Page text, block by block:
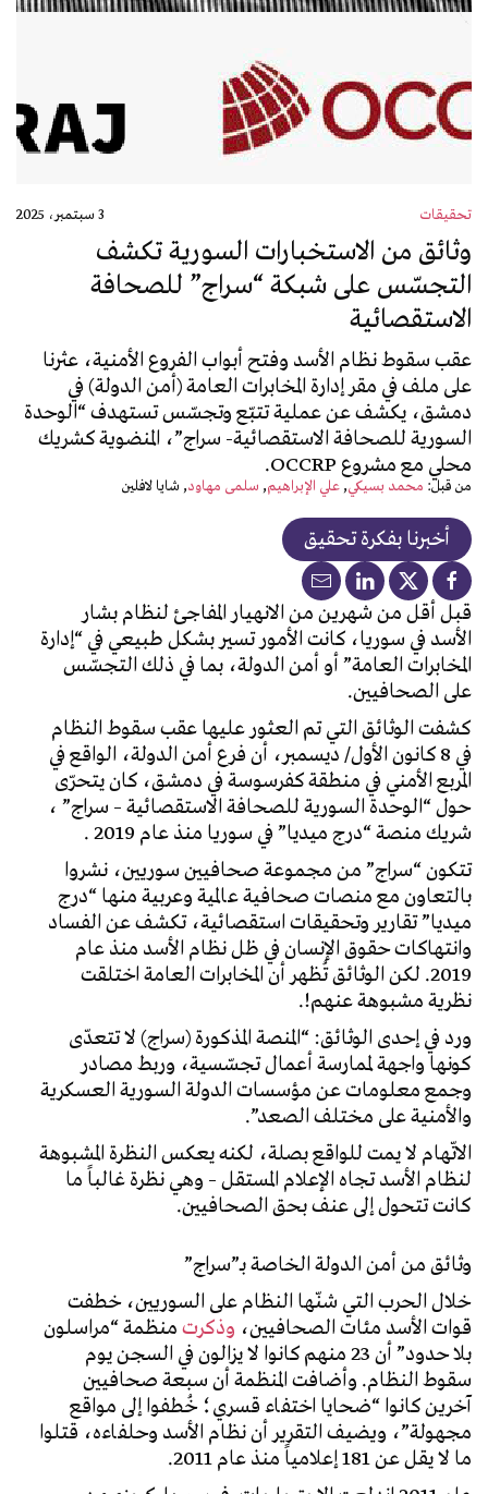
تحقيقات
وثائق من الاستخبارات السورية تكشف
التجسّس على شبكة “سراج” للصحافة
الاستقصائية
عقب سقوط نظام الأسد وفتح أبواب الفروع الأمنية، عثرنا
على ملف في مقر إدارة المخابرات العامة (أمن الدولة) في
دمشق، يكشف عن عملية تتبّع وتجسّس تستهدف “الوحدة
السورية للصحافة الاستقصائية- سراج”، المنضوية كشريك
محلي مع مشروع OCCRP.
من قبل:محمد بسيكي علي الإبراهيم سلمى مهاود شايا لافلين
أخبرنا بفكرة تحقيق
قبل أقل من شهرين من الانهيار المفاجئ لنظام بشار
الأسد في سوريا، كانت الأمور تسير بشكل طبيعي في “إدارة
المخابرات العامة” أو أمن الدولة، بما في ذلك التجسّس
على الصحافيين.
كشفت الوثائق التي تم العثور عليها عقب سقوط النظام
في 8 كانون الأول/ ديسمبر، أن فرع أمن الدولة، الواقع في
المربع الأمني في منطقة كفرسوسة في دمشق، كان يتحرّى
حول “الوحدة السورية للصحافة الاستقصائية – سراج” ،
شريك منصة “درج ميديا” في سوريا منذ عام 2019 .
تتكون “سراج” من مجموعة صحافيين سوريين، نشروا
بالتعاون مع منصات صحافية عالمية وعربية منها “درج
ميديا” تقارير وتحقيقات استقصائية، تكشف عن الفساد
وانتهاكات حقوق الإنسان في ظل نظام الأسد منذ عام
2019. لكن الوثائق تُظهر أن المخابرات العامة اختلقت
نظرية مشبوهة عنهم!.
ورد في إحدى الوثائق: “المنصة المذكورة (سراج) لا تتعدّى
كونها واجهة لممارسة أعمال تجسّسية، وربط مصادر
وجمع معلومات عن مؤسسات الدولة السورية العسكرية
والأمنية على مختلف الصعد”.
الاتّهام لا يمت للواقع بصلة، لكنه يعكس النظرة المشبوهة
لنظام الأسد تجاه الإعلام المستقل – وهي نظرة غالباً ما
كانت تتحول إلى عنف بحق الصحافيين.
وثائق من أمن الدولة الخاصة بـ”سراج”
خلال الحرب التي شنّها النظام على السوريين، خطفت
قوات الأسد مئات الصحافيين، وذكرتمنظمة “مراسلون
بلا حدود” أن 23 منهم كانوا لا يزالون في السجن يوم
سقوط النظام. وأضافت المنظمة أن سبعة صحافيين
آخرين كانوا “ضحايا اختفاء قسري؛ خُطفوا إلى مواقع
مجهولة”، ويضيف التقرير أن نظام الأسد وحلفاءه، قتلوا
ما لا يقل عن 181 إعلامياً منذ عام 2011.